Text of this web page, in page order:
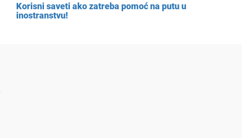
Korisni saveti ako zatreba pomoć na putu u
inostranstvu!